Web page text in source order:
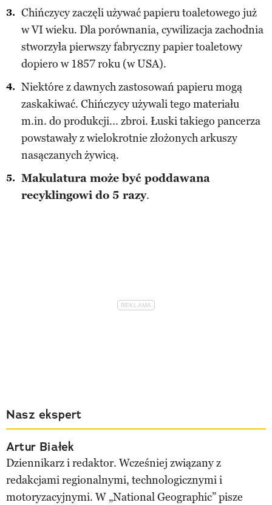
Chińczycy zaczęli używać papieru toaletowego już
w VI wieku. Dla porównania, cywilizacja zachodnia
stworzyła pierwszy fabryczny papier toaletowy
dopiero w 1857 roku (w USA).
Niektóre z dawnych zastosowań papieru mogą
zaskakiwać. Chińczycy używali tego materiału
m.in. do produkcji... zbroi. Łuski takiego pancerza
powstawały z wielokrotnie złożonych arkuszy
nasączanych żywicą.
Makulatura może być poddawana
recyklingowi do 5 razy.
Nasz ekspert
Artur Białek
Dziennikarz i redaktor. Wcześniej związany z
redakcjami regionalnymi, technologicznymi i
motoryzacyjnymi. W „National Geographic” pisze